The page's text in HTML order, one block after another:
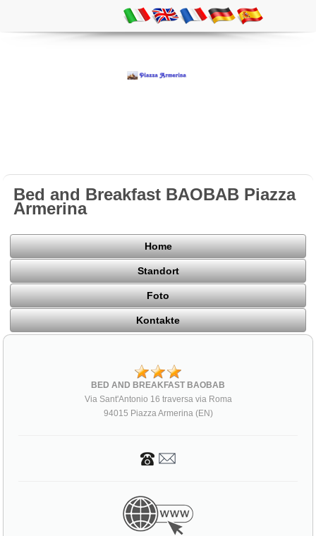
Bed and Breakfast BAOBAB Piazza
Armerina
Home
Standort
Foto
Kontakte
BED AND BREAKFAST BAOBAB
Via Sant'Antonio 16 traversa via Roma
94015 Piazza Armerina (EN)